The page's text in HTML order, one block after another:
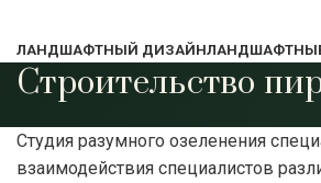
ЛАНДШАФТНЫЙ ДИЗАЙН
Строительство
Студия разумного озеленения
взаимодействия специалистов